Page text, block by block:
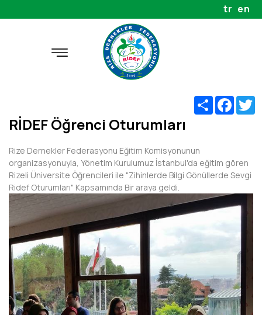
RİDEF Öğrenci Oturumları
Rize Dernekler Federasyonu Eğitim Komisyonunun
organizasyonuyla, Yönetim Kurulumuz İstanbul'da eğitim gören
Rizeli Üniversite Öğrencileri ile "Zihinlerde Bilgi Gönüllerde Sevgi
Ridef Oturumları" Kapsamında Bir araya geldi.
Share
tr en